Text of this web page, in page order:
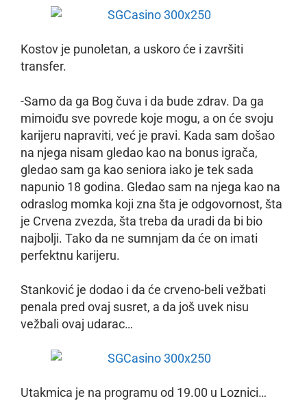
Kostov je punoletan, a uskoro će i završiti
transfer.
-Samo da ga Bog čuva i da bude zdrav. Da ga
mimoiđu sve povrede koje mogu, a on će svoju
karijeru napraviti, već je pravi. Kada sam došao
na njega nisam gledao kao na bonus igrača,
gledao sam ga kao seniora iako je tek sada
napunio 18 godina. Gledao sam na njega kao na
odraslog momka koji zna šta je odgovornost, šta
je Crvena zvezda, šta treba da uradi da bi bio
najbolji. Tako da ne sumnjam da će on imati
perfektnu karijeru.
Stanković je dodao i da će crveno-beli vežbati
penala pred ovaj susret, a da još uvek nisu
vežbali ovaj udarac…
Utakmica je na programu od 19.00 u Loznici…